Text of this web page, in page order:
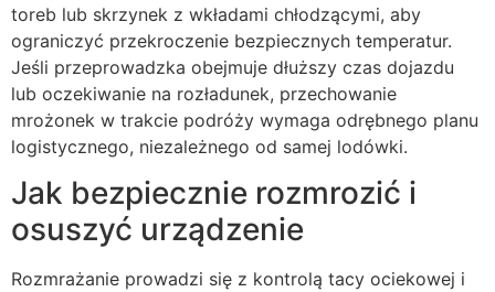
toreb lub skrzynek z wkładami chłodzącymi, aby
ograniczyć przekroczenie bezpiecznych temperatur.
Jeśli przeprowadzka obejmuje dłuższy czas dojazdu
lub oczekiwanie na rozładunek, przechowanie
mrożonek w trakcie podróży wymaga odrębnego planu
logistycznego, niezależnego od samej lodówki.
Jak bezpiecznie rozmrozić i
osuszyć urządzenie
Rozmrażanie prowadzi się z kontrolą tacy ociekowej i